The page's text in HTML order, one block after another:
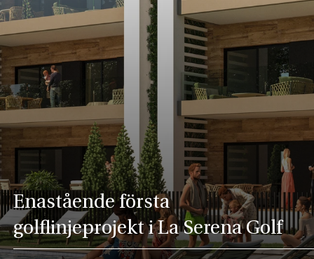
Enastående första
golflinjeprojekt i La Serena Golf